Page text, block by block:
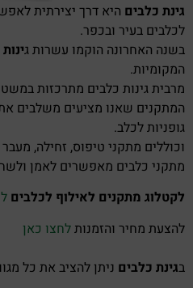
גינת כלבים היא דרך יצירתית
לכלבים בעיר ובכפר.
בשנה האחרונה הוקמו עשרות ג
המקומיות.
מרבית גינות כלבים מתרכזות
המתקנים שאנו מציעים משלבים
גופניות לכלב.
וכוללים מתקני טיפוס, זחילה,
מתקני כלבים מאפשרים לאמן
לקטלוג מתקנים לאילוף לכלבים
להצעת מחיר והזמנותלחצו כאן
בגינת כלבים ניתן להציב את כל